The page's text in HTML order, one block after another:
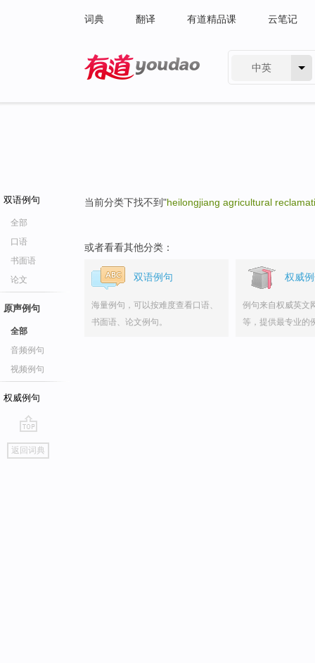
词典 翻译 有道精品课 云笔记
中英
双语例句
全部
口语
书面语
论文
原声例句
全部
音频例句
视频例句
权威例句
go
top
返回词典
当前分类下找不到"heilongjiang agricultural
或者看看其他分类：
双语例句
海量例句，可以按难度查看口语、
书面语、论文例句。
权威
例句来自权威英文
等，提供最专业的